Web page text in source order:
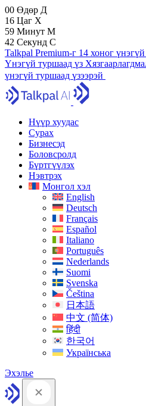
00 Өдөр Д
16 Цаг Х
59 Минут М
41 Секунд С
Talkpal Premium-г 14 хоног
Үнэгүй туршаад үз
үнэгүй туршаад үзээрэй
Нүүр хуудас
Сурах
Бизнесэд
Боловсролд
Бүртгүүлэх
Нэвтрэх
Монгол хэл
English
Deutsch
Français
Español
Italiano
Português
Nederlands
Suomi
Svenska
Čeština
日本語
中文 (简体)
हिंदी
한국어
Українська
Эхэлье